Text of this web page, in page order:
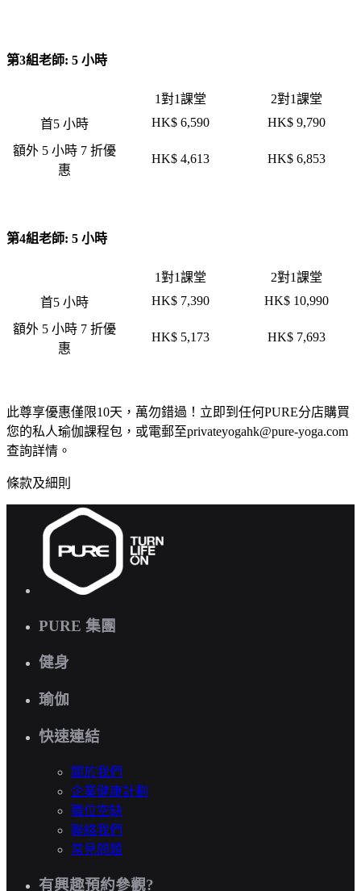
第3組老師: 5 小時
1對1課堂
2對1課堂
首5 小時
HK$ 6,590 HK$ 9,790
額外 5 小時 7 折優
惠
HK$ 4,613 HK$ 6,853
第4組老師: 5 小時
1對1課堂
2對1課堂
首5 小時
HK$ 7,390 HK$ 10,990
額外 5 小時 7 折優
惠
HK$ 5,173 HK$ 7,693
此尊享優惠僅限10天，萬勿錯過！立即到任何PURE分店購買
您的私人瑜伽課程包，或電郵至privateyogahk@pure-yoga.com
查詢詳情。
條款及細則
PURE 集團
健身
瑜伽
快速連結
關於我們
企業健康計劃
職位空缺
聯絡我們
常見問題
有興趣預約參觀?